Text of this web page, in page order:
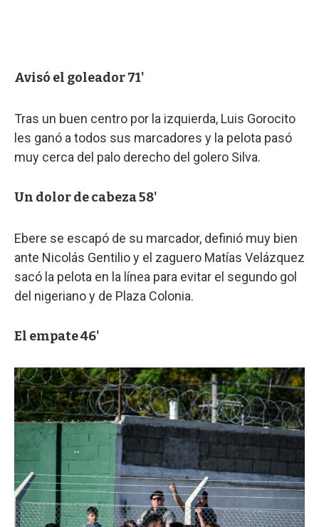
Avisó el goleador 71'
Tras un buen centro por la izquierda, Luis Gorocito
les ganó a todos sus marcadores y la pelota pasó
muy cerca del palo derecho del golero Silva.
Un dolor de cabeza 58'
Ebere se escapó de su marcador, definió muy bien
ante Nicolás Gentilio y el zaguero Matías Velázquez
sacó la pelota en la línea para evitar el segundo gol
del nigeriano y de Plaza Colonia.
El empate 46'